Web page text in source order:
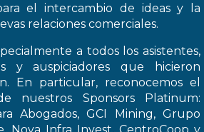
el intercambio de ideas y la
relaciones comerciales.
a todos los asistentes,
y auspiciadores que hicieron
En particular, reconocemos el
nuestros Sponsors Platinum:
Abogados, GCI Mining, Grupo
Nova Infra Invest, CentroCoop y